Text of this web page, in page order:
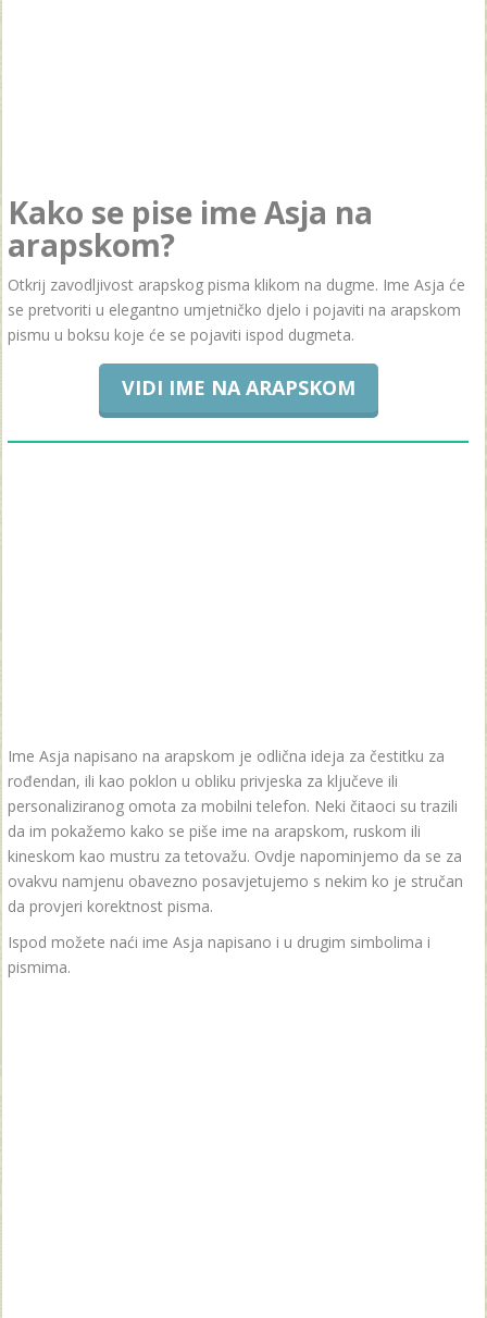
Kako se pise ime Asja na
arapskom?
Otkrij zavodljivost arapskog pisma klikom na dugme. Ime Asja će
se pretvoriti u elegantno umjetničko djelo i pojaviti na arapskom
pismu u boksu koje će se pojaviti ispod dugmeta.
VIDI IME NA ARAPSKOM
Ime Asja napisano na arapskom je odlična ideja za čestitku za
rođendan, ili kao poklon u obliku privjeska za ključeve ili
personaliziranog omota za mobilni telefon. Neki čitaoci su trazili
da im pokažemo kako se piše ime na arapskom, ruskom ili
kineskom kao mustru za tetovažu. Ovdje napominjemo da se za
ovakvu namjenu obavezno posavjetujemo s nekim ko je stručan
da provjeri korektnost pisma.
Ispod možete naći ime Asja napisano i u drugim simbolima i
pismima.